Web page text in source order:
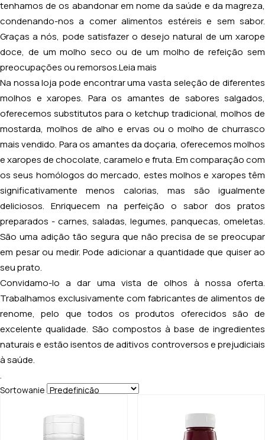
tenhamos de os abandonar em nome da saúde e da magreza,
condenando-nos a comer alimentos estéreis e sem sabor.
Graças a nós, pode satisfazer o desejo natural de um xarope
doce, de um molho seco ou de um molho de refeição sem
preocupações ou remorsos. Leia mais
Na nossa loja pode encontrar uma vasta seleção de diferentes
molhos e xaropes. Para os amantes de sabores salgados,
oferecemos substitutos para o ketchup tradicional, molhos de
mostarda, molhos de alho e ervas ou o molho de churrasco
mais vendido. Para os amantes da doçaria, oferecemos molhos
e xaropes de chocolate, caramelo e fruta. Em comparação com
os seus homólogos do mercado, estes molhos e xaropes têm
significativamente menos calorias, mas são igualmente
deliciosos. Enriquecem na perfeição o sabor dos pratos
preparados - carnes, saladas, legumes, panquecas, omeletas.
São uma adição tão segura que não precisa de se preocupar
em pesar ou medir. Pode adicionar a quantidade que quiser ao
seu prato.
Convidamo-lo a dar uma vista de olhos à nossa oferta.
Trabalhamos exclusivamente com fabricantes de alimentos de
renome, pelo que todos os produtos oferecidos são de
excelente qualidade. São compostos à base de ingredientes
naturais e estão isentos de aditivos controversos e prejudiciais
à saúde.
Sortowanie